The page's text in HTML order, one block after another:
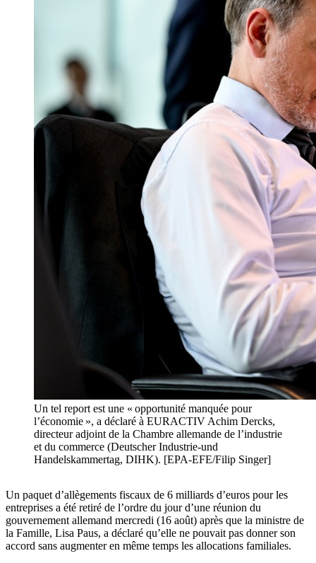
Un tel report est une « opportunité manquée pour
l’économie », a déclaré à EURACTIV Achim Dercks,
directeur adjoint de la Chambre allemande de l’industrie
et du commerce (Deutscher Industrie-und
Handelskammertag, DIHK). [EPA-EFE/Filip Singer]
Un paquet d’allègements fiscaux de 6 milliards d’euros pour les
entreprises a été retiré de l’ordre du jour d’une réunion du
gouvernement allemand mercredi (16 août) après que la ministre de
la Famille, Lisa Paus, a déclaré qu’elle ne pouvait pas donner son
accord sans augmenter en même temps les allocations familiales.